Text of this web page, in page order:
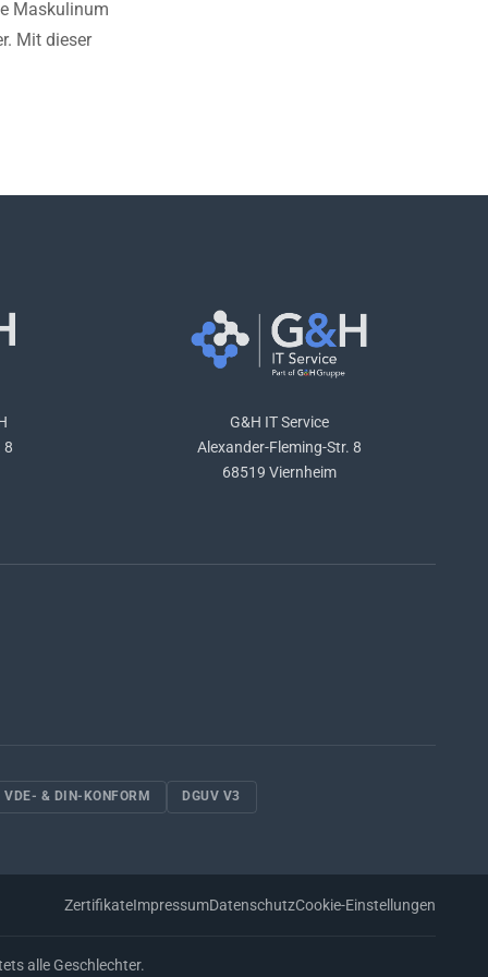
Maskulinum
Mit dieser
8
G&H IT Service
Alexander-Fleming-Str. 8
68519 Viernheim
VDE- & DIN-KONFORM DGUV V3
ZertifikateImpressumDatenschutzCookie-Einstellungen
alle Geschlechter.